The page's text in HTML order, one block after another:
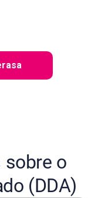
sobre o
(DDA)